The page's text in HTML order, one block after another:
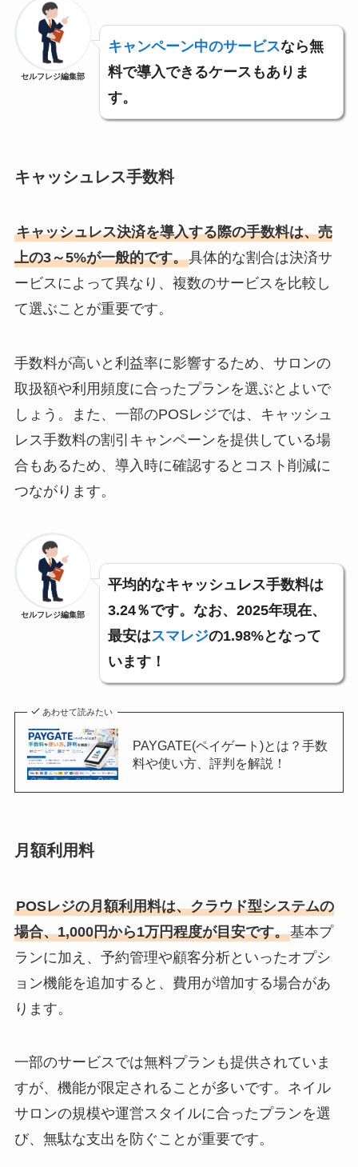
セルフレジ編集部
キャンペーン中のサービスなら無
料で導入できるケースもありま
す。
キャッシュレス手数料
キャッシュレス決済を導入する際の手数料は、売
上の3～5%が一般的です。具体的な割合は決済サ
ービスによって異なり、複数のサービスを比較し
て選ぶことが重要です。
手数料が高いと利益率に影響するため、サロンの
取扱額や利用頻度に合ったプランを選ぶとよいで
しょう。また、一部のPOSレジでは、キャッシュ
レス手数料の割引キャンペーンを提供している場
合もあるため、導入時に確認するとコスト削減に
つながります。
セルフレジ編集部
平均的なキャッシュレス手数料は
3.24％です。なお、2025年現在、
最安はスマレジの1.98%となって
います！
あわせて読みたい
PAYGATE(ペイゲート)とは？手数
料や使い方、評判を解説！
月額利用料
POSレジの月額利用料は、クラウド型システムの
場合、1,000円から1万円程度が目安です。基本プ
ランに加え、予約管理や顧客分析といったオプシ
ョン機能を追加すると、費用が増加する場合があ
ります。
一部のサービスでは無料プランも提供されていま
すが、機能が限定されることが多いです。ネイル
サロンの規模や運営スタイルに合ったプランを選
び、無駄な支出を防ぐことが重要です。